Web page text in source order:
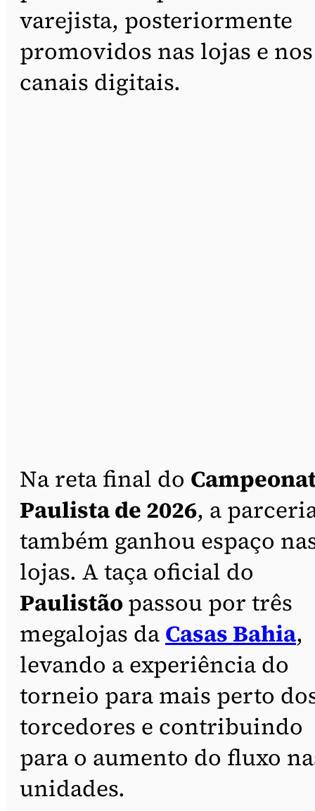
varejista, posteriormente
promovidos nas lojas e nos
canais digitais.
Na reta final do
Paulista de 2026, a
também ganhou espaço
lojas. A taça oficial do
Paulistãopassou por três
megalojas da Casas Bahia,
levando a experiência do
torneio para mais perto
torcedores e contribuindo
para o aumento do fluxo
unidades.